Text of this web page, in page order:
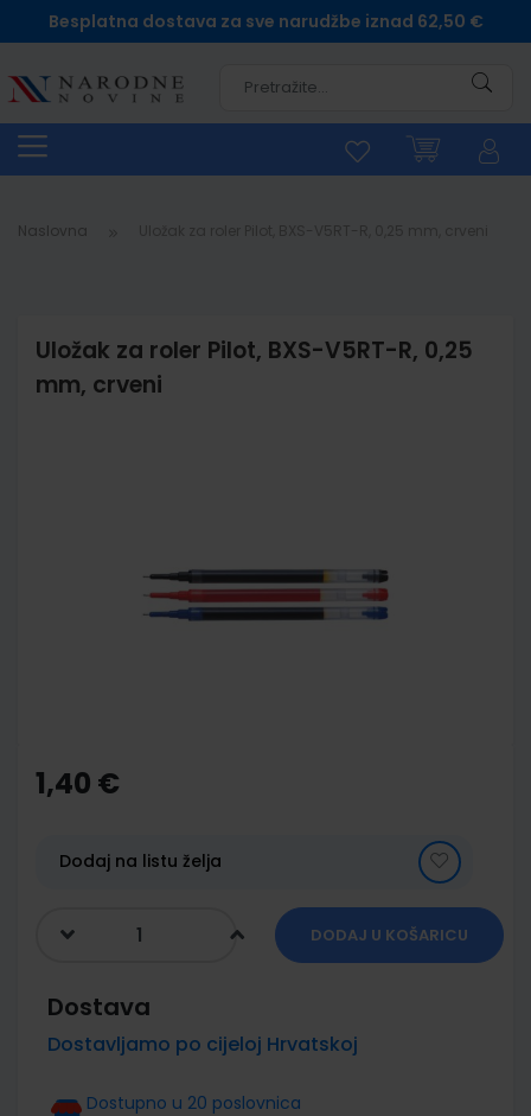
Besplatna dostava za sve narudžbe iznad 62,50 €
Naslovna
Uložak za roler Pilot, BXS-V5RT-R, 0,25
mm, crveni
the
beginning
gallery
1,40 €
Dodaj na listu želja
DODAJ U KOŠARICU
Dostava
Dostavljamo po cijeloj Hrvatskoj
Dostupno u 20 poslovnica